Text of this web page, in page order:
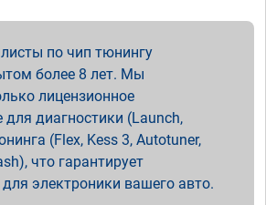
по чип тюнингу
более 8 лет. Мы
лицензионное
для диагностики (Launch,
(Flex, Kess 3, Autotuner,
что гарантирует
электроники вашего авто.